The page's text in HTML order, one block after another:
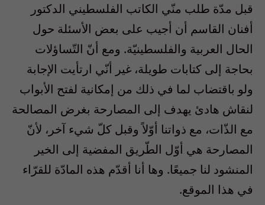
قبل مدّة طلب منّي الكاتب الفلسطيني الدكتور
أفنان القاسم أن أجيب على بعض الأسئلة حول
الحال العربية والفلسطينيّة. ومع أنّ التّساؤلات
بحاجة إلى كتابات طويلة، غير أنّي ارتأيت الإجابة
ولو باقتضاب لما في ذلك من إمكانية لفتح الأبواب
لنقاش هادئ يهدف إلى المصارحة بغرض المصالحة
مع الذّات، مع ذواتنا أوّلاً وقبل كلّ شيء آخر، لأنّ
المصارحة هي أوّل الطّريق المفضية إلى الخير
المنشود لنا جميعًا. وها أنا أقدّم هذه المادّة للقرّاء
في هذا الموقع.